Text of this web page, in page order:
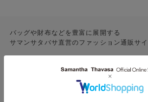
バッグや財布などを豊富に展開する
サマンサタバサ直営のファッション通販サイ
お気に入りアイテム